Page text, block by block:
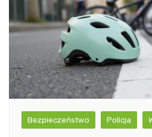
Bezpieczeństwo Policja